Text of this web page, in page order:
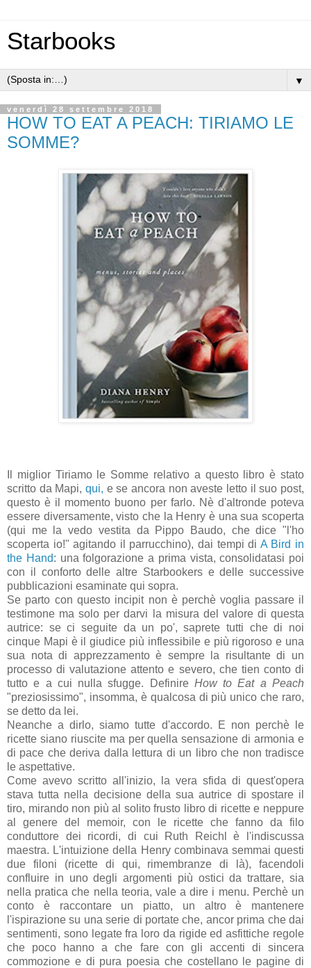
Starbooks
▼
venerdì 28 settembre 2018
HOW TO EAT A PEACH: TIRIAMO LE
SOMME?
Il miglior Tiriamo le Somme relativo a questo libro è stato
scritto da Mapi, qui, e se ancora non aveste letto il suo post,
questo è il momento buono per farlo. Nè d'altronde poteva
essere diversamente, visto che la Henry è una sua scoperta
(qui me la vedo vestita da Pippo Baudo, che dice "l'ho
scoperta io!" agitando il parrucchino), dai tempi di A Bird in
the Hand: una folgorazione a prima vista, consolidatasi poi
con il conforto delle altre Starbookers e delle successive
pubblicazioni esaminate qui sopra.
Se parto con questo incipit non è perchè voglia passare il
testimone ma solo per darvi la misura del valore di questa
autrice: se ci seguite da un po', saprete tutti che di noi
cinque Mapi è il giudice più inflessibile e più rigoroso e una
sua nota di apprezzamento è sempre la risultante di un
processo di valutazione attento e severo, che tien conto di
tutto e a cui nulla sfugge. DefinireHow to Eat a Peach
"preziosissimo", insomma, è qualcosa di più unico che raro,
se detto da lei.
Neanche a dirlo, siamo tutte d'accordo. E non perchè le
ricette siano riuscite ma per quella sensazione di armonia e
di pace che deriva dalla lettura di un libro che non tradisce
le aspettative.
Come avevo scritto all'inizio, la vera sfida di quest'opera
stava tutta nella decisione della sua autrice di spostare il
tiro, mirando non più al solito frusto libro di ricette e neppure
al genere del memoir, con le ricette che fanno da filo
conduttore dei ricordi, di cui Ruth Reichl è l'indiscussa
maestra. L'intuizione della Henry combinava semmai questi
due filoni (ricette di qui, rimembranze di là), facendoli
confluire in uno degli argomenti più ostici da trattare, sia
nella pratica che nella teoria, vale a dire i menu. Perchè un
conto è raccontare un piatto, un altro è mantenere
l'ispirazione su una serie di portate che, ancor prima che dai
sentimenti, sono legate fra loro da rigide ed asfittiche regole
che poco hanno a che fare con gli accenti di sincera
commozione e di pura poesia che costellano le pagine di